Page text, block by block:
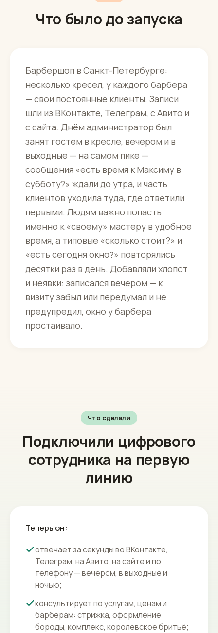
Что было до запуска
Барбершоп в Санкт-Петербурге:
несколько кресел, у каждого барбера
— свои постоянные клиенты. Записи
шли из ВКонтакте, Телеграм, с Авито и
с сайта. Днём администратор был
занят гостем в кресле, вечером и в
выходные — на самом пике —
сообщения «есть время к Максиму в
субботу?» ждали до утра, и часть
клиентов уходила туда, где ответили
первыми. Людям важно попасть
именно к «своему» мастеру в удобное
время, а типовые «сколько стоит?» и
«есть сегодня окно?» повторялись
десятки раз в день. Добавляли хлопот
и неявки: записался вечером — к
визиту забыл или передумал и не
предупредил, окно у барбера
простаивало.
Что сделали
Подключили цифрового
сотрудника на первую
линию
Теперь он:
отвечает за секунды во ВКонтакте,
Телеграм, на Авито, на сайте и по
телефону — вечером, в выходные и
ночью;
консультирует по услугам, ценам и
барберам: стрижка, оформление
бороды, комплекс, королевское бритьё;